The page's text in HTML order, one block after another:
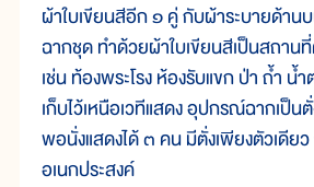
ผ้าใบเขียนสีอีก ๑ คู่ กับผ้าระบายด้าน
ฉากชุด ทำด้วยผ้าใบเขียนสีเป็นสถาน
เช่น ท้องพระโรง ห้องรับแขก ป่า ถ้ำ น้
เก็บไว้เหนือเวทีแสดง อุปกรณ์ฉากเป็น
พอนั่งแสดงได้ ๓ คน มีตั่งเพียงตัวเดียว
อเนกประสงค์